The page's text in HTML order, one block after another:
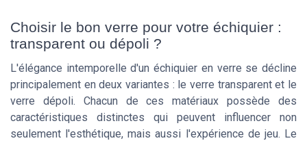
Choisir le bon verre pour votre échiquier :
transparent ou dépoli ?
L'élégance intemporelle d'un échiquier en verre se décline
principalement en deux variantes : le verre transparent et le
verre dépoli. Chacun de ces matériaux possède des
caractéristiques distinctes qui peuvent influencer non
seulement l'esthétique, mais aussi l'expérience de jeu. Le